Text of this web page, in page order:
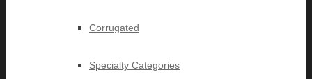
Corrugated
Specialty Categories